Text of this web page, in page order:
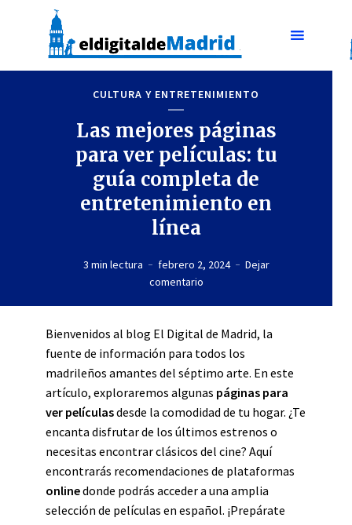
CULTURA Y ENTRETENIMIENTO
Las mejores páginas
para ver películas: tu
guía completa de
entretenimiento en
línea
3 min lectura febrero 2, 2024
Dejar
comentario
Bienvenidos al blog El Digital de Madrid, la
fuente de información para todos los
madrileños amantes del séptimo arte. En este
artículo, exploraremos algunas páginas para
ver películasdesde la comodidad de tu hogar. ¿Te
encanta disfrutar de los últimos estrenos o
necesitas encontrar clásicos del cine? Aquí
encontrarás recomendaciones de plataformas
onlinedonde podrás acceder a una amplia
selección de películas en español. ¡Prepárate